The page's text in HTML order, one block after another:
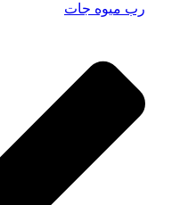
رب میوه جات